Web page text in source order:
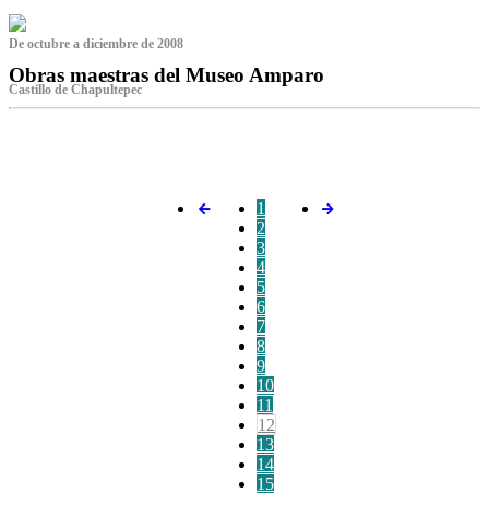
De octubre a diciembre de 2008
Obras maestras del Museo Amparo
Castillo de Chapultepec
1
2
3
4
5
6
7
8
9
10
11
12
13
14
15